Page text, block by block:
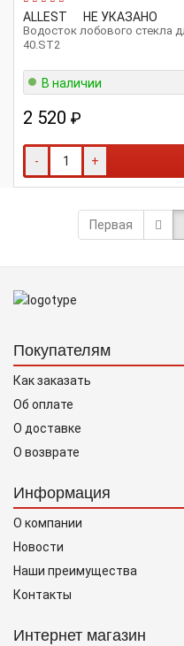
ALLEST НЕ УКАЗАНО
Водосток лобового стекла
40.ST2
В наличии
2 520 ₽
- +
Первая
Покупателям
Как заказать
Об оплате
О доставке
О возврате
Информация
О компании
Новости
Наши преимущества
Контакты
Интернет магазин